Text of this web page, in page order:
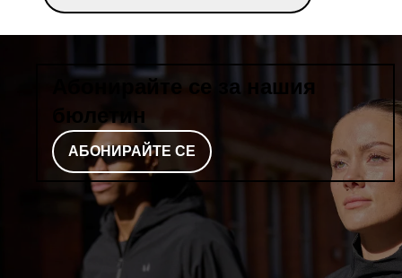
Абонирайте се за нашия
бюлетин
АБОНИРАЙТЕ СЕ